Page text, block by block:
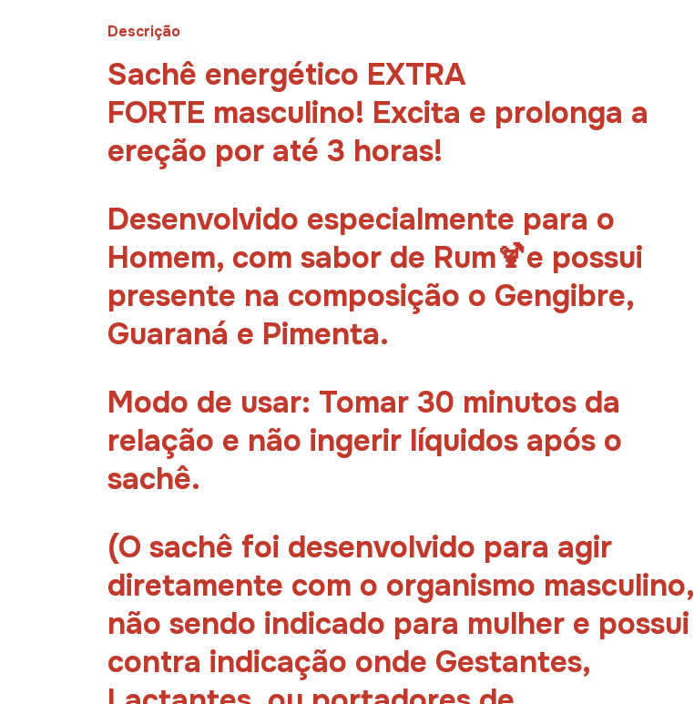
Descrição
Sachê energético EXTRA
FORTE masculino! Excita e prolonga a
ereção por até 3 horas!
Desenvolvido especialmente para o
Homem, com sabor de Rum🍹e possui
presente na composição o Gengibre,
Guaraná e Pimenta.
Modo de usar: Tomar 30 minutos da
relação e não ingerir líquidos após o
sachê.
(O sachê foi desenvolvido para agir
diretamente com o organismo masculino,
não sendo indicado para mulher e possui
contra indicação onde Gestantes,